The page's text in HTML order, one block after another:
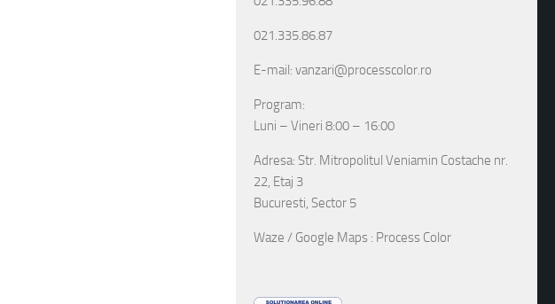
021.335.86.87
E-mail: vanzari@processcolor.ro
Program:
Luni – Vineri 8:00 – 16:00
Adresa: Str. Mitropolitul Veniamin Costache nr.
22, Etaj 3
Bucuresti, Sector 5
Waze / Google Maps : Process Color